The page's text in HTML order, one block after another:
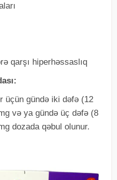
qarşı hiperhəssaslıq
üçün gündə iki dəfə (12
və ya gündə üç dəfə (8
dozada qəbul olunur.